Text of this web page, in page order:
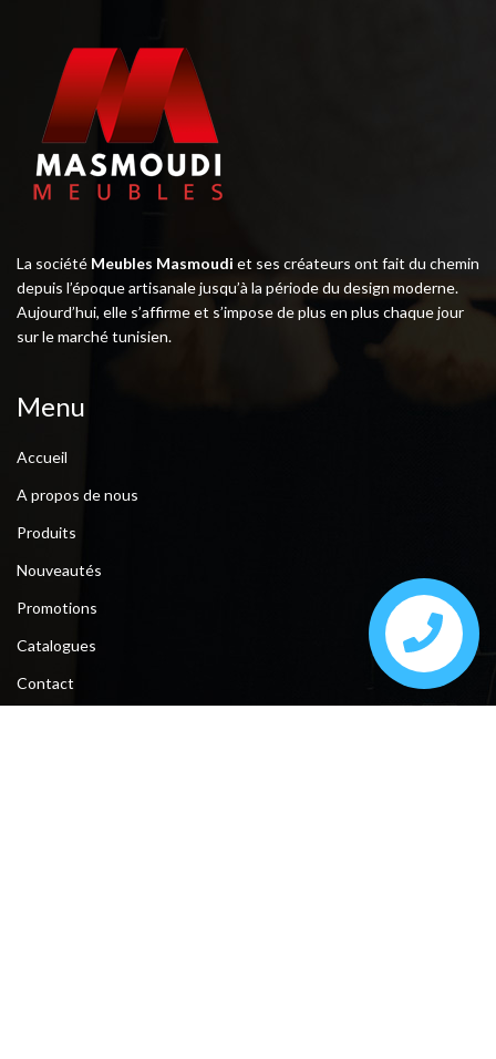
La société Meubles Masmoudi et ses créateurs ont fait du chemin
depuis l’époque artisanale jusqu’à la période du design moderne.
Aujourd’hui, elle s’affirme et s’impose de plus en plus chaque jour
sur le marché tunisien.
Menu
Accueil
A propos de nous
Produits
Nouveautés
Promotions
Catalogues
Contact